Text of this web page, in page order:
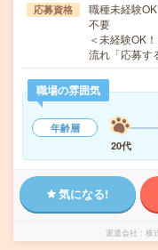
応募資格
職種未経験
不要
＜未経験OK
流れ「応募
職場の雰囲気
年齢層
20代
気になる!
派遣会社 株